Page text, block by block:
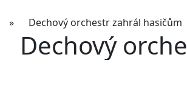
» Dechový orchestr zahrál hasičům
Dechový